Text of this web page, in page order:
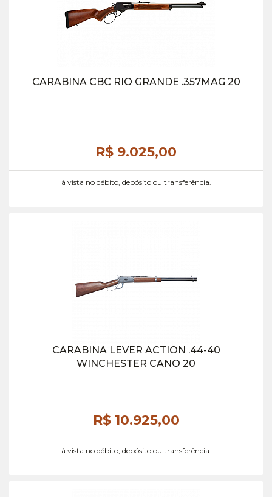
CARABINA CBC RIO GRANDE .357MAG 20
R$ 9.025,00
à vista no débito, depósito ou transferência.
CARABINA LEVER ACTION .44-40
WINCHESTER CANO 20
R$ 10.925,00
à vista no débito, depósito ou transferência.